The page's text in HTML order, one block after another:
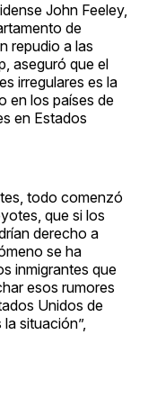
John Feeley,
de
repudio a las
aseguró que el
irregulares es la
en los países de
en Estados
todo comenzó
que si los
derecho a
se ha
inmigrantes que
esos rumores
Unidos de
situación”,